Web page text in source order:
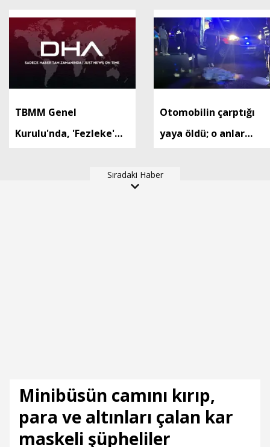
TBMM Genel
Kurulu'nda, 'Fezleke'
Otomobilin çarptığı
yaya öldü; o anlar
Sıradaki Haber
Minibüsün camını kırıp,
para ve altınları çalan kar
maskeli şüpheliler